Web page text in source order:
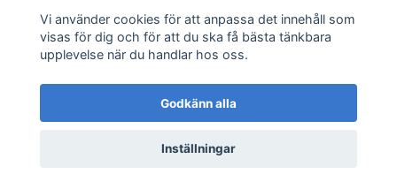
Sociala medier
© 2026 Hem&Fritid i Sävsjö AB
Vi använder cookies för att anpassa det innehåll som
visas för dig och för att du ska få bästa tänkbara
upplevelse när du handlar hos oss.
Godkänn alla
Inställningar